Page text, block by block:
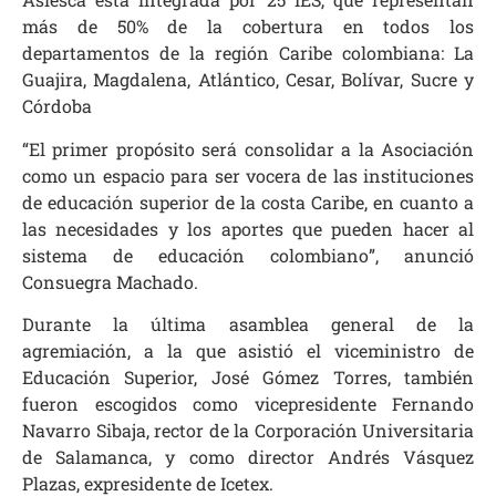
más de 50% de la cobertura en todos los
departamentos de la región Caribe colombiana: La
Guajira, Magdalena, Atlántico, Cesar, Bolívar, Sucre y
Córdoba
“El primer propósito será consolidar a la Asociación
como un espacio para ser vocera de las instituciones
de educación superior de la costa Caribe, en cuanto a
las necesidades y los aportes que pueden hacer al
sistema de educación colombiano”, anunció
Consuegra Machado.
Durante la última asamblea general de la
agremiación, a la que asistió el viceministro de
Educación Superior, José Gómez Torres, también
fueron escogidos como vicepresidente Fernando
Navarro Sibaja, rector de la Corporación Universitaria
de Salamanca, y como director Andrés Vásquez
Plazas, expresidente de Icetex.